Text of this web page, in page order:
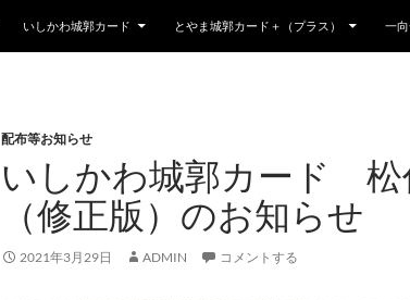
いしかわ城郭カード とやま城郭カード＋（プラス） 一
配布等お知らせ
いしかわ城郭カード 松
（修正版）のお知らせ
2021年3月29日 ADMIN コメントする